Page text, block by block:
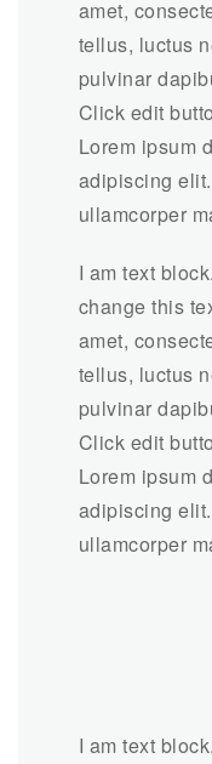
amet,
tellus, luctus
pulvinar
Click edit
Lorem ipsum
adipiscing
ullamcorper
I am text
change this
amet,
tellus, luctus
pulvinar
Click edit
Lorem ipsum
adipiscing
ullamcorper
I am text